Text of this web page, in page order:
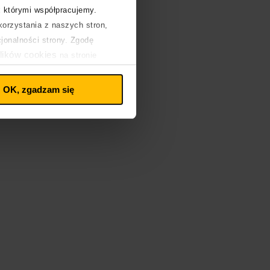
współpracujemy.
z naszych stron,
strony. Zgodę
cookies
na stronie
OK, zgadzam się